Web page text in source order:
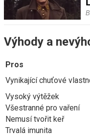
Výhody a
Pros
Vynikající chuťové
Vysoký výtěžek
Všestranné pro vaření
Nemusí tvořit keř
Trvalá imunita